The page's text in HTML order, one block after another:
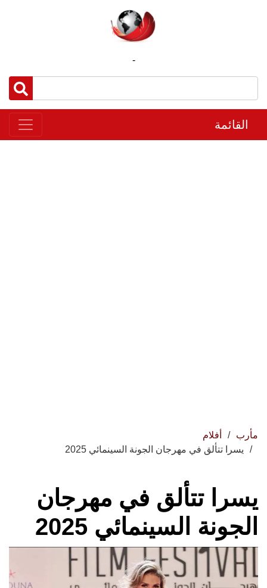
-
القائمة
مأرب
أفلام
يسرا تتألق في مهرجان الجونة السينمائي 2025
يسرا تتألق في مهرجان
الجونة السينمائي 2025